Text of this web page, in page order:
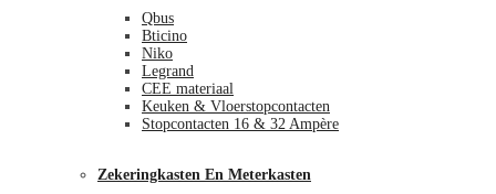
Qbus
Bticino
Niko
Legrand
CEE materiaal
Keuken & Vloerstopcontacten
Stopcontacten 16 & 32 Ampère
Zekeringkasten En Meterkasten